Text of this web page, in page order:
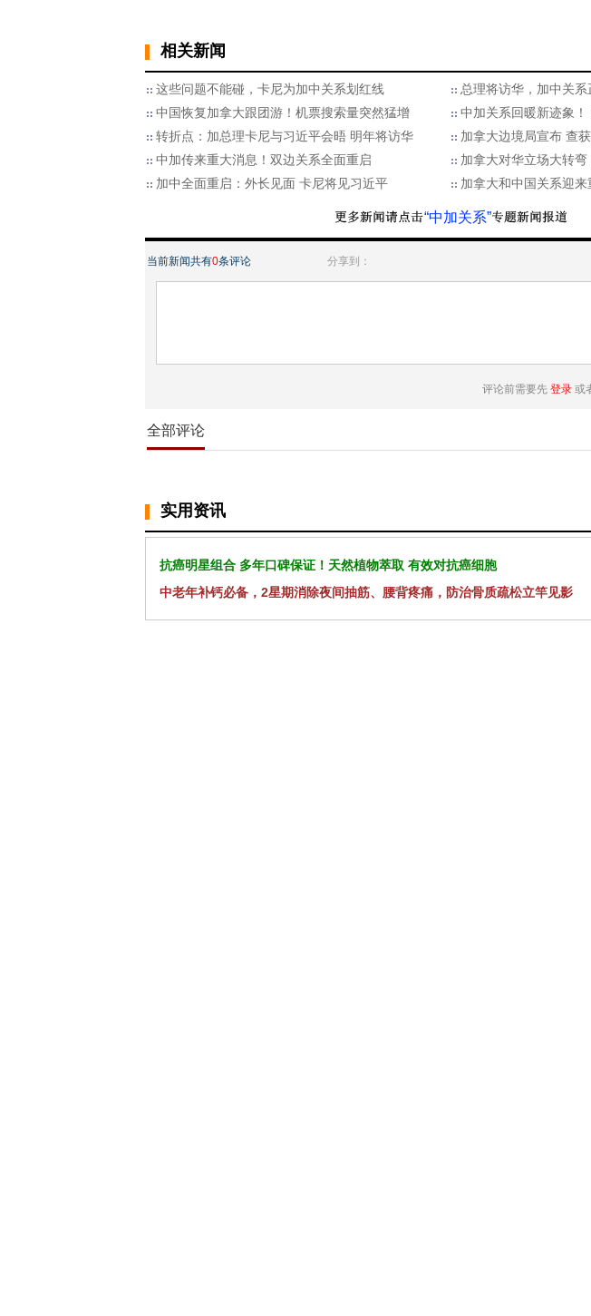
相关新闻
这些问题不能碰，卡尼为加中关系划红线
总理将访华，加中关系
中国恢复加拿大跟团游！机票搜索量突然猛增
中加关系回暖新迹象
转折点：加总理卡尼与习近平会晤 明年将访华
加拿大边境局宣布 查
中加传来重大消息！双边关系全面重启
加拿大对华立场大转
加中全面重启：外长见面 卡尼将见习近平
加拿大和中国关系迎来
“中加关系”
当前新闻共有0条评论 分享到：
评论前需要先 登录 或
全部评论
实用资讯
抗癌明星组合 多年口碑保证！天然植物萃取 有效对抗癌细胞
中老年补钙必备，2星期消除夜间抽筋、腰背疼痛，防治骨质疏松立竿见影